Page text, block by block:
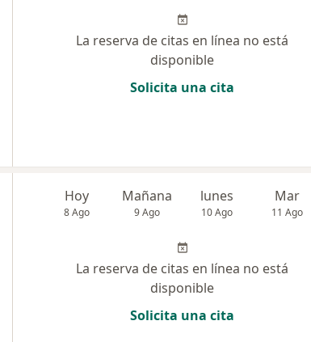
La reserva de citas en línea no está
disponible
Solicita una cita
Hoy
8 Ago
Mañana
9 Ago
lunes
10 Ago
Mar
11 Ago
La reserva de citas en línea no está
disponible
Solicita una cita